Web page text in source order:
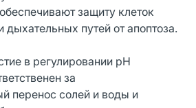
защиту клеток
дыхательных путей от апоптоза.
в регулировании pH
за
перенос солей и воды и